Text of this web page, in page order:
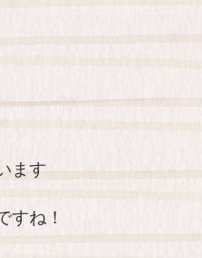
ます
すね！